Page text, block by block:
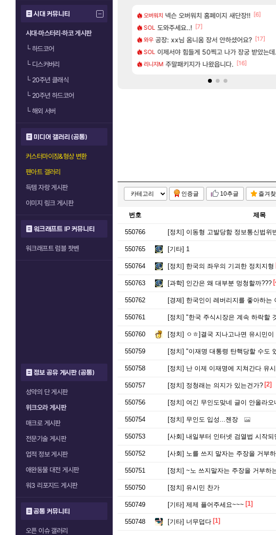
시대 커뮤니티
시대·마스터리·하코 게시판
└하드코어
└디스커버리
└20주년 클래식
└20주년 하드코어
└해외 서버
미디어 갤러리 (공통)
커스터마이징&형상 변환
팬아트 갤러리
득템 자랑 게시판
이미지 링크 게시판
워크래프트 IP 커뮤니티
워크래프트 럼블 팟벤
정보 공유 게시판 (공통)
성약의 단 게시판
위크오라 게시판
매크로 게시판
전문기술 게시판
업적 정보 게시판
애완동물 대전 게시판
워3 리포지드 게시판
공통 커뮤니티
오픈 이슈 갤러리
개웃기네 ㅋㅋ [48]
[132]
위길드 내 대규모 인원이탈종용 추정사건
스녀 레깅스핏 ㄷㄷ [15]
오버워치 넥슨 오버워치 홈페이지 새단장!! [6]
SOL 도와주세요..! [7]
와우 공장: xx님 옴니움 장서 안하셨어요? [17]
SOL 이제서야 힘들게 50찍고 나가 장궁 받았는
리니지M 주말패키지가 나왔읍니다. [16]
가 압박, 메인보드값 오르나
오라 성우 정보 및 출연작 모음
츠 아키나 성우 정보 및 주요 필모
비스트 모든 성소 위치 공략 (40개) - 귀환한 영혼 도
리밋제로 프롤로그 테스트를 마치고.. (feat. 리아)
비스트 모든 바우에라 업그레이드 아이템 획득 위치 공
아스오라 카가미하라 하루 성우 정보 및 주요 필
GTA6 8월 28일 넷플릭스에서 예고편 공개 예정
인증글 10추글 즐겨찾
번호 제목
550766 [정치] 이동형 고발당함 정보통신법위
550765 [기타] 1
550764 [정치] 한국의 좌우의 기괴한 정치지형
550763 [과학] 인간은 왜 대부분 멍청할까???
550762 [경제] 한국인이 레버리지를 좋아하는
550761 [정치] "한국 주식시장은 계속 하락할
550760 [정치] ㅇㅎ]결국 지나고나면 유시민이
550759 [정치] "이재명 대통령 탄핵당할 수도
550758 [정치] 난 이제 이재명에 지쳐간다 유
550757 [정치] 정청래는 의지가 있는건가? [2]
550756 [정치] 여긴 무인도맞네 글이 안올라오
550754 [정치] 무인도 입성...젠장
550753 [사회] 내일부터 인터넷 검열법 시작되
550752 [사회] 노를 쓰지 말자는 주장을 거부
550751 [정치] ~노 쓰지말자는 주장을 거부하
550750 [정치] 유시민 찬가
550749 [기타] 제제 플어주세요~~~ [1]
550748 [기타] 너무덥다 [1]